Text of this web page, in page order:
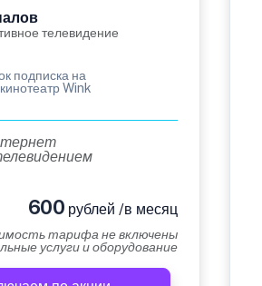
телевидение
подписка на
Wink
600 рублей /в месяц
тарифа не включены
услуги и оборудование